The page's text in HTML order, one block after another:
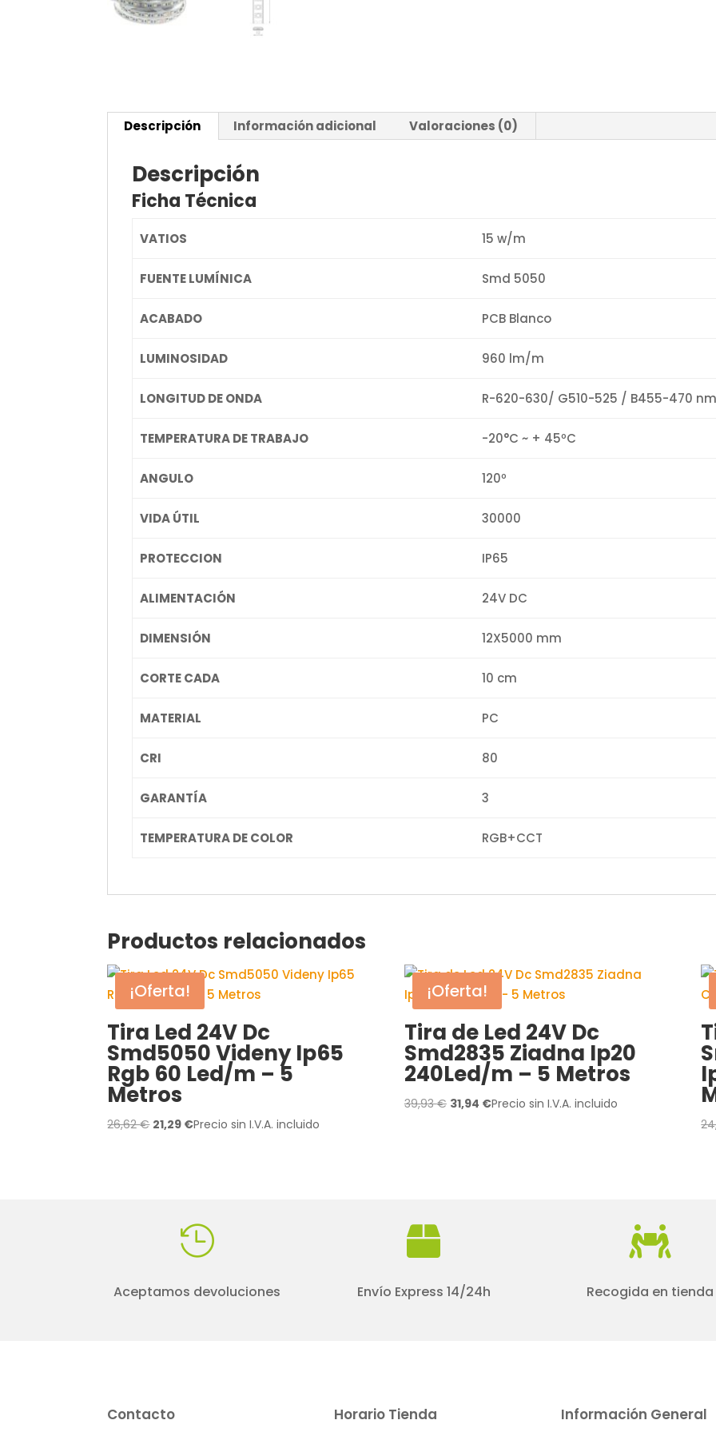
Descripción Información adicional Valoraciones (0)
Descripción
Ficha Técnica
VATIOS 15 w/m
FUENTE LUMÍNICA Smd 5050
ACABADO PCB Blanco
LUMINOSIDAD 960 lm/m
LONGITUD DE ONDA R-620-630/ G510-525 / B455-470
TEMPERATURA DE TRABAJO -20°C ~ + 45ºC
ANGULO 120º
VIDA ÚTIL 30000
PROTECCION IP65
ALIMENTACIÓN 24V DC
DIMENSIÓN 12X5000 mm
CORTE CADA 10 cm
MATERIAL PC
CRI 80
GARANTÍA 3
TEMPERATURA DE COLOR RGB+CCT
Productos relacionados
¡Oferta!
Tira Led 24V Dc
Smd5050 Videny Ip65
Rgb 60 Led/m – 5
Metros
26,62€ El
21,29 €El
Precio sin I.V.A. incluido
¡Oferta!
Tira de Led 24V Dc
Smd2835 Ziadna Ip20
240Led/m – 5 Metros
39,93€ El
31,94 €El
Precio sin I.V.A. incluido

Aceptamos devoluciones

Envío Express 14/24h

Recogida en tienda
Contacto Horario Tienda Información General